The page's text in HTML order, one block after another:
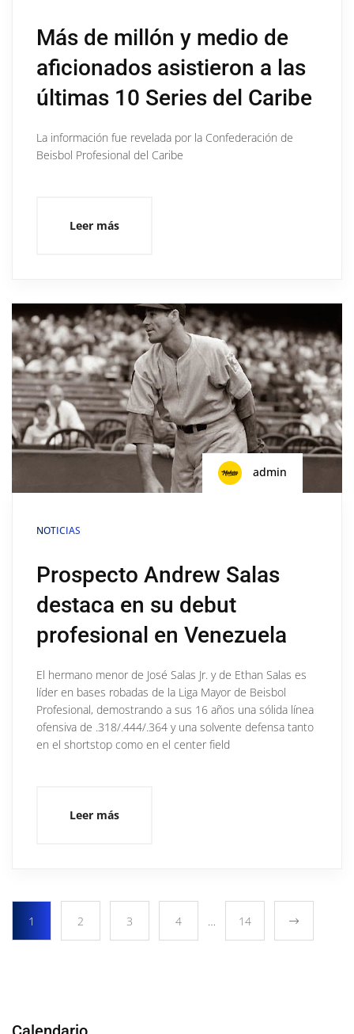
Más de millón y medio de
aficionados asistieron a las
últimas 10 Series del Caribe
La información fue revelada por la Confederación de
Beisbol Profesional del Caribe
Leer más
admin
NOTICIAS
Prospecto Andrew Salas
destaca en su debut
profesional en Venezuela
El hermano menor de José Salas Jr. y de Ethan Salas es
líder en bases robadas de la Liga Mayor de Beisbol
Profesional, demostrando a sus 16 años una sólida línea
ofensiva de .318/.444/.364 y una solvente defensa tanto
en el shortstop como en el center field
Leer más
1 2 3 4 … 14